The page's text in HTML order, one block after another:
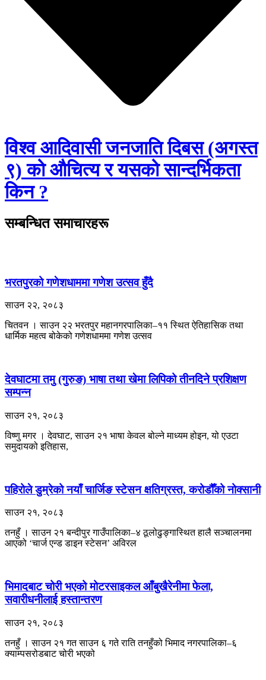
विश्व आदिवासी जनजाति दिबस (अगस्त
९) को औचित्य र यसको सान्दर्भिकता
किन ?
सम्बन्धित समाचारहरू
भरतपुरको गणेशधाममा गणेश उत्सव हुँदै
साउन २२, २०८३
चितवन । साउन २२ भरतपुर महानगरपालिका–११ स्थित ऐतिहासिक तथा
धार्मिक महत्व बोकेको गणेशधाममा गणेश उत्सव
देवघाटमा तमु (गुरुङ) भाषा तथा खेमा लिपिको तीनदिने प्रशिक्षण
सम्पन्न
साउन २१, २०८३
विष्णु मगर । देवघाट, साउन २१ भाषा केवल बोल्ने माध्यम होइन, यो एउटा
समुदायको इतिहास,
पहिरोले डुम्रेको नयाँ चार्जिङ स्टेसन क्षतिग्रस्त, करोडौँको नोक्सानी
साउन २१, २०८३
तनहुँ । साउन २१ बन्दीपुर गाउँपालिका–४ ठूलोढुङ्गास्थित हालै सञ्चालनमा
आएको ‘चार्ज एन्ड डाइन स्टेसन’ अविरल
भिमादबाट चोरी भएको मोटरसाइकल आँबुखैरेनीमा फेला,
सवारीधनीलाई हस्तान्तरण
साउन २१, २०८३
तनहुँ । साउन २१ गत साउन ६ गते राति तनहुँको भिमाद नगरपालिका–६
क्याम्पसरोडबाट चोरी भएको